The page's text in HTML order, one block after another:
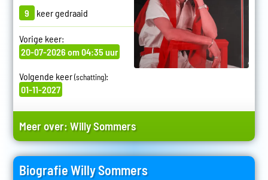
9 keer gedraaid
Vorige keer:
20-07-2026 om 04:35 uur
Volgende keer(schatting):
01-11-2027
Meer over:Willy Sommers
Biografie Willy Sommers